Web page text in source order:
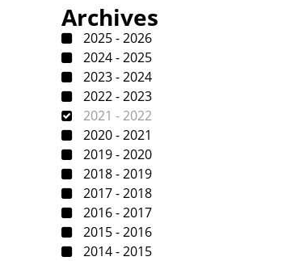
Archives
2025 - 2026
2024 - 2025
2023 - 2024
2022 - 2023
2021 - 2022
2020 - 2021
2019 - 2020
2018 - 2019
2017 - 2018
2016 - 2017
2015 - 2016
2014 - 2015